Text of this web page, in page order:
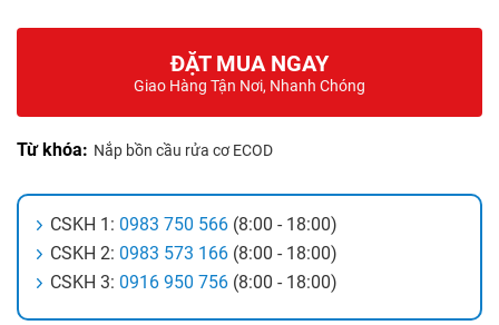
ĐẶT MUA NGAY
Giao Hàng Tận Nơi, Nhanh Chóng
Từ khóa: Nắp bồn cầu rửa cơ ECOD
CSKH 1: 0983 750 566 (8:00 - 18:00)
CSKH 2: 0983 573 166 (8:00 - 18:00)
CSKH 3: 0916 950 756 (8:00 - 18:00)